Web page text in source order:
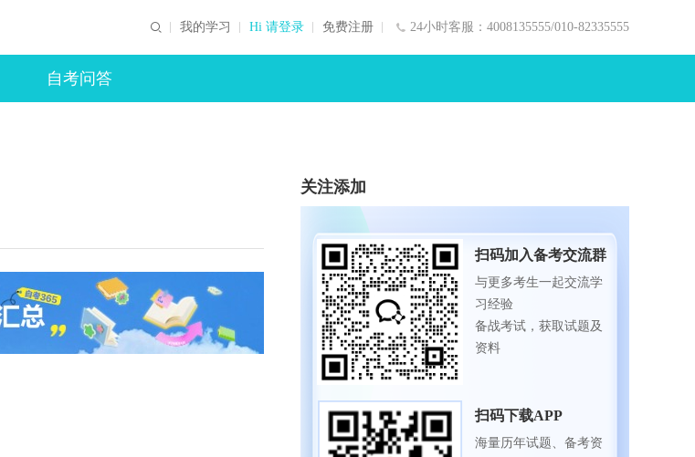
24小时客服：4008135555/010-82335555
我的学习 Hi 请登录 免费注册
自考问答
关注添加
扫码加入备考交流群
与更多考生一起交流学
习经验
备战考试，获取试题及
资料
扫码下载APP
海量历年试题、备考资